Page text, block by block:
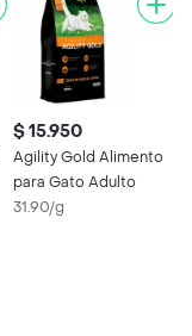
$ 15.950
Agility Gold Alimento
para Gato Adulto
31.90/g